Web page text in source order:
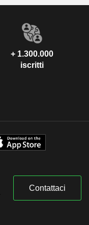
+ 1.300.000
iscritti
Contattaci